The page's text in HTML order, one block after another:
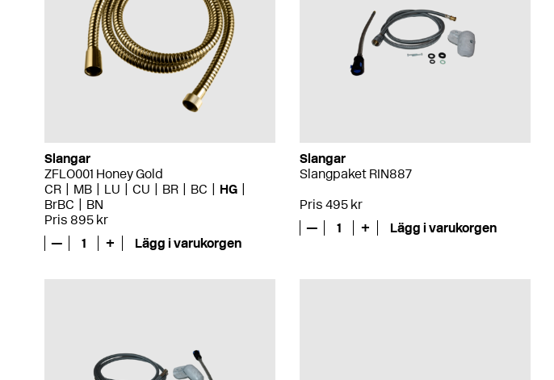
Slangar
ZFLO001 Honey Gold
CR
MB LU CU BR BC
HG
BrBC
BN
Pris 895 kr
—
1 + Lägg i varukorgen
Slangar
Slangpaket RIN887
Pris 495 kr
—
1 + Lägg i varukorgen